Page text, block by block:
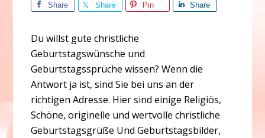
Share Share Pin Share
Du willst gute christliche
Geburtstagswünsche und
Geburtstagssprüche wissen? Wenn die
Antwort ja ist, sind Sie bei uns an der
richtigen Adresse. Hier sind einige Religiös,
Schöne, originelle und wertvolle christliche
Geburtstagsgrüße Und Geburtstagsbilder,